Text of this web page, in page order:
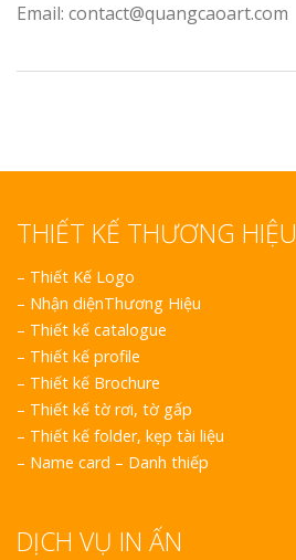
Email: contact@quangcaoart.com
THIẾT KẾ THƯƠNG HIỆU
– Thiết Kế Logo
– Nhận diệnThương Hiệu
– Thiết kế catalogue
– Thiết kế profile
– Thiết kế Brochure
– Thiết kế tờ rơi, tờ gấp
– Thiết kế folder, kẹp tài liệu
– Name card – Danh thiếp
DỊCH VỤ IN ẤN